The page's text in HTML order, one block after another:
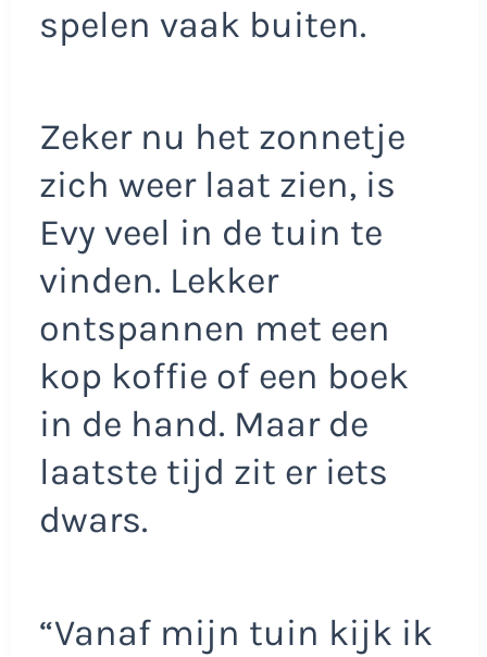
spelen vaak buiten.
Zeker nu het zonnetje
zich weer laat zien, is
Evy veel in de tuin te
vinden. Lekker
ontspannen met een
kop koffie of een boek
in de hand. Maar de
laatste tijd zit er iets
dwars.
“Vanaf mijn tuin kijk ik